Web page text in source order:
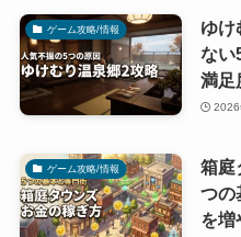
ゲーム攻略/情報
ゆけ
ない
満足
2026
ゲーム攻略/情報
箱庭
つの
を増